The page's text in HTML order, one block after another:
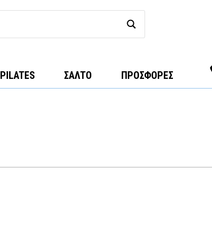
PILATES ΣΑΛΤΟ ΠΡΟΣΦΟΡΕΣ